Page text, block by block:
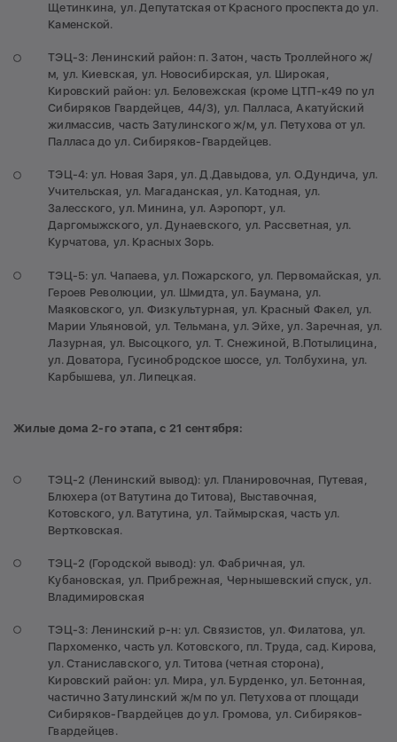
Щетинкина, ул. Депутатская от Красного проспекта до ул.
Каменской.
ТЭЦ-3: Ленинский район: п. Затон, часть Троллейного ж/
м, ул. Киевская, ул. Новосибирская, ул. Широкая,
Кировский район: ул. Беловежская (кроме ЦТП-к49 по ул
Сибиряков Гвардейцев, 44/3), ул. Палласа, Акатуйский
жилмассив, часть Затулинского ж/м, ул. Петухова от ул.
Палласа до ул. Сибиряков-Гвардейцев.
ТЭЦ-4: ул. Новая Заря, ул. Д.Давыдова, ул. О.Дундича, ул.
Учительская, ул. Магаданская, ул. Катодная, ул.
Залесского, ул. Минина, ул. Аэропорт, ул.
Даргомыжского, ул. Дунаевского, ул. Рассветная, ул.
Курчатова, ул. Красных Зорь.
ТЭЦ-5: ул. Чапаева, ул. Пожарского, ул. Первомайская, ул.
Героев Революции, ул. Шмидта, ул. Баумана, ул.
Маяковского, ул. Физкультурная, ул. Красный Факел, ул.
Марии Ульяновой, ул. Тельмана, ул. Эйхе, ул. Заречная, ул.
Лазурная, ул. Высоцкого, ул. Т. Снежиной, В.Потылицина,
ул. Доватора, Гусинобродское шоссе, ул. Толбухина, ул.
Карбышева, ул. Липецкая.
Жилые дома 2-го этапа, с 21 сентября:
ТЭЦ-2 (Ленинский вывод): ул. Планировочная, Путевая,
Блюхера (от Ватутина до Титова), Выставочная,
Котовского, ул. Ватутина, ул. Таймырская, часть ул.
Вертковская.
ТЭЦ-2 (Городской вывод): ул. Фабричная, ул.
Кубановская, ул. Прибрежная, Чернышевский спуск, ул.
Владимировская
ТЭЦ-3: Ленинский р-н: ул. Связистов, ул. Филатова, ул.
Пархоменко, часть ул. Котовского, пл. Труда, сад. Кирова,
ул. Станиславского, ул. Титова (четная сторона),
Кировский район: ул. Мира, ул. Бурденко, ул. Бетонная,
частично Затулинский ж/м по ул. Петухова от площади
Сибиряков-Гвардейцев до ул. Громова, ул. Сибиряков-
Гвардейцев.